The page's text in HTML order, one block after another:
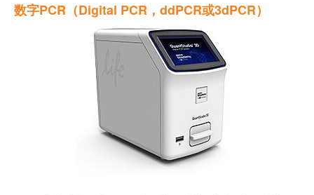
数字PCR（Digital PCR，ddPCR或3dPCR）